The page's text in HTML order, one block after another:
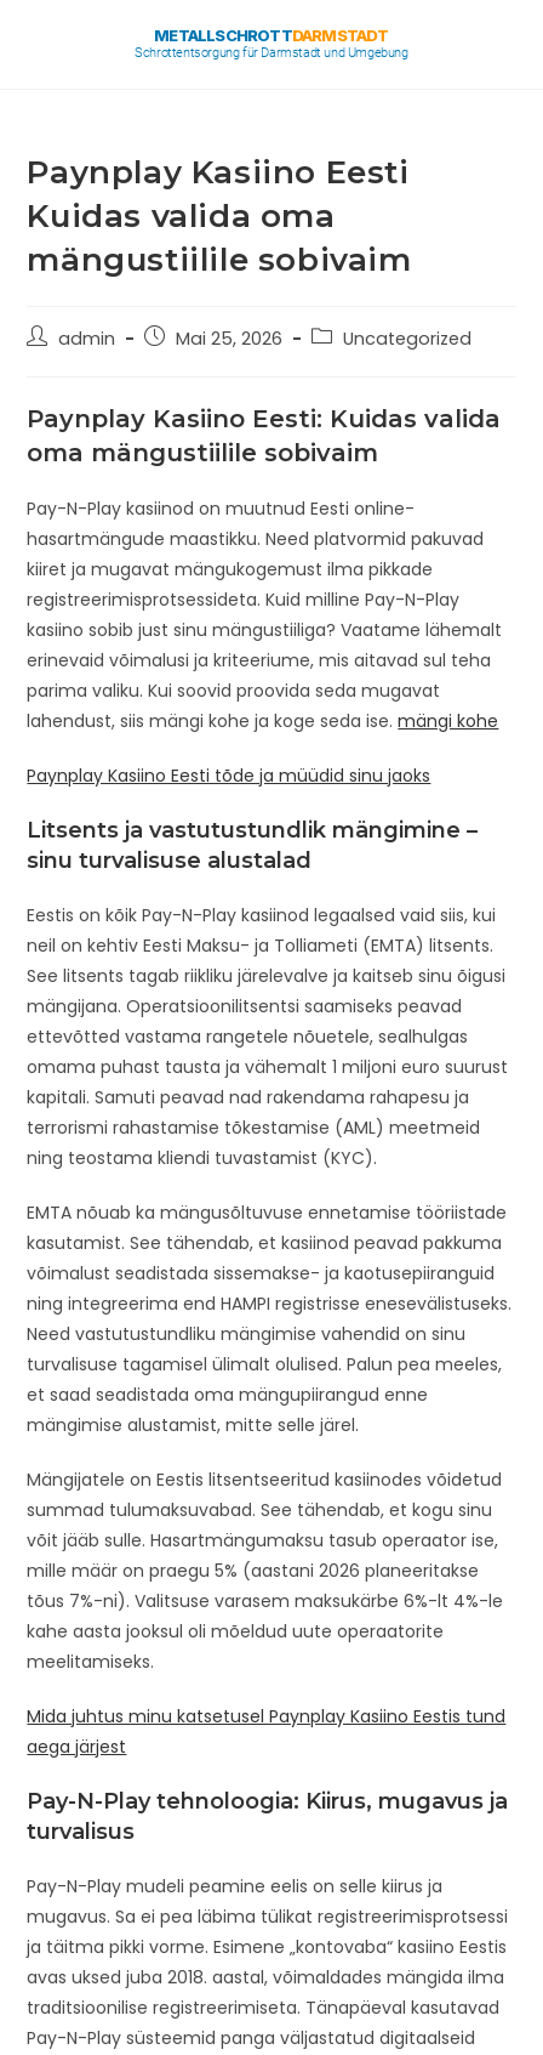
METALLSCHROTTDARMSTADT
Schrottentsorgung für Darmstadt und Umgebung
Paynplay Kasiino Eesti
Kuidas valida oma
mängustiilile sobivaim
admin Mai 25, 2026 Uncategorized
Paynplay Kasiino Eesti: Kuidas valida
oma mängustiilile sobivaim
Pay-N-Play kasiinod on muutnud Eesti online-
hasartmängude maastikku. Need platvormid pakuvad
kiiret ja mugavat mängukogemust ilma pikkade
registreerimisprotsessideta. Kuid milline Pay-N-Play
kasiino sobib just sinu mängustiiliga? Vaatame lähemalt
erinevaid võimalusi ja kriteeriume, mis aitavad sul teha
parima valiku. Kui soovid proovida seda mugavat
lahendust, siis mängi kohe ja koge seda ise.mängi kohe
Paynplay Kasiino Eesti tõde ja müüdid sinu jaoks
Litsents ja vastutustundlik mängimine –
sinu turvalisuse alustalad
Eestis on kõik Pay-N-Play kasiinod legaalsed vaid siis, kui
neil on kehtiv Eesti Maksu- ja Tolliameti (EMTA) litsents.
See litsents tagab riikliku järelevalve ja kaitseb sinu õigusi
mängijana. Operatsioonilitsentsi saamiseks peavad
ettevõtted vastama rangetele nõuetele, sealhulgas
omama puhast tausta ja vähemalt 1 miljoni euro suurust
kapitali. Samuti peavad nad rakendama rahapesu ja
terrorismi rahastamise tõkestamise (AML) meetmeid
ning teostama kliendi tuvastamist (KYC).
EMTA nõuab ka mängusõltuvuse ennetamise tööriistade
kasutamist. See tähendab, et kasiinod peavad pakkuma
võimalust seadistada sissemakse- ja kaotusepiiranguid
ning integreerima end HAMPI registrisse enesevälistuseks.
Need vastutustundliku mängimise vahendid on sinu
turvalisuse tagamisel ülimalt olulised. Palun pea meeles,
et saad seadistada oma mängupiirangud enne
mängimise alustamist, mitte selle järel.
Mängijatele on Eestis litsentseeritud kasiinodes võidetud
summad tulumaksuvabad. See tähendab, et kogu sinu
võit jääb sulle. Hasartmängumaksu tasub operaator ise,
mille määr on praegu 5% (aastani 2026 planeeritakse
tõus 7%-ni). Valitsuse varasem maksukärbe 6%-lt 4%-le
kahe aasta jooksul oli mõeldud uute operaatorite
meelitamiseks.
Mida juhtus minu katsetusel Paynplay Kasiino Eestis tund
aega järjest
Pay-N-Play tehnoloogia: Kiirus, mugavus ja
turvalisus
Pay-N-Play mudeli peamine eelis on selle kiirus ja
mugavus. Sa ei pea läbima tülikat registreerimisprotsessi
ja täitma pikki vorme. Esimene „kontovaba“ kasiino Eestis
avas uksed juba 2018. aastal, võimaldades mängida ilma
traditsioonilise registreerimiseta. Tänapäeval kasutavad
Pay-N-Play süsteemid panga väljastatud digitaalseid